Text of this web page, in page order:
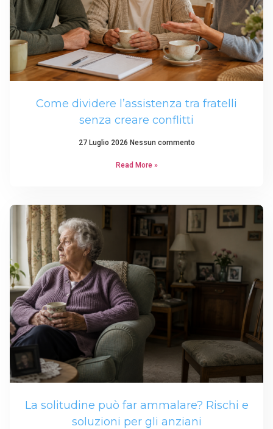
Come dividere l’assistenza tra fratelli
senza creare conflitti
27 Luglio 2026 Nessun commento
Read More »
La solitudine può far ammalare? Rischi e
soluzioni per gli anziani